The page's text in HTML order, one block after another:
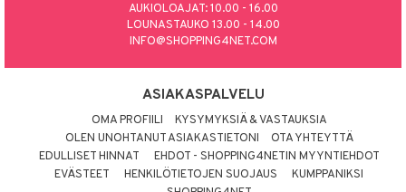
AUKIOLOAJAT: 10.00 - 16.00
LOUNASTAUKO 13.00 - 14.00
INFO@SHOPPING4NET.COM
ASIAKASPALVELU
OMA PROFIILI
KYSYMYKSIÄ & VASTAUKSIA
OLEN UNOHTANUT ASIAKASTIETONI
OTA YHTEYTTÄ
EDULLISET HINNAT
EHDOT - SHOPPING4NETIN MYYNTIEHDOT
EVÄSTEET
HENKILÖTIETOJEN SUOJAUS
KUMPPANIKSI